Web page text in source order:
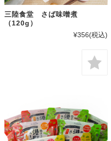
三陸食堂 さば味噌煮
（120g）
¥356(税込)